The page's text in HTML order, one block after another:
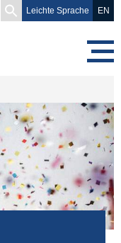
Search
for:
Leichte Sprache EN